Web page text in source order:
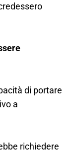
di portare
a
richiedere